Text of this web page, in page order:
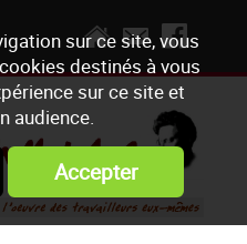
sur ce site, vous
destinés à vous
sur ce site et
audience.
Accepter